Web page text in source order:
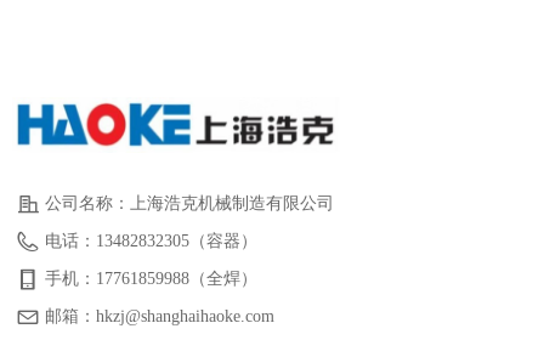
公司名称： 上海浩克机械制造有限公司
电话： 13482832305（容器）
手机： 17761859988（全焊）
邮箱： hkzj@shanghaihaoke.com